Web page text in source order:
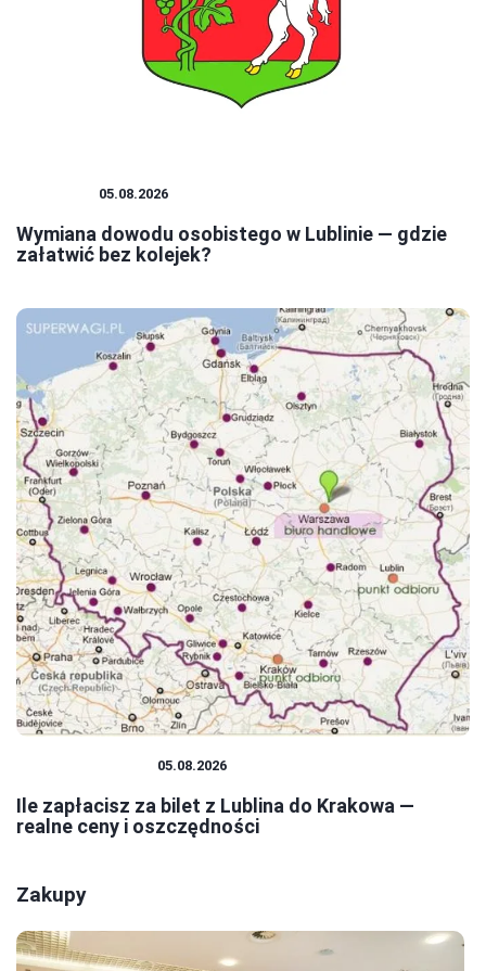
05.08.2026
Wymiana dowodu osobistego w Lublinie — gdzie
załatwić bez kolejek?
05.08.2026
Ile zapłacisz za bilet z Lublina do Krakowa —
realne ceny i oszczędności
Zakupy